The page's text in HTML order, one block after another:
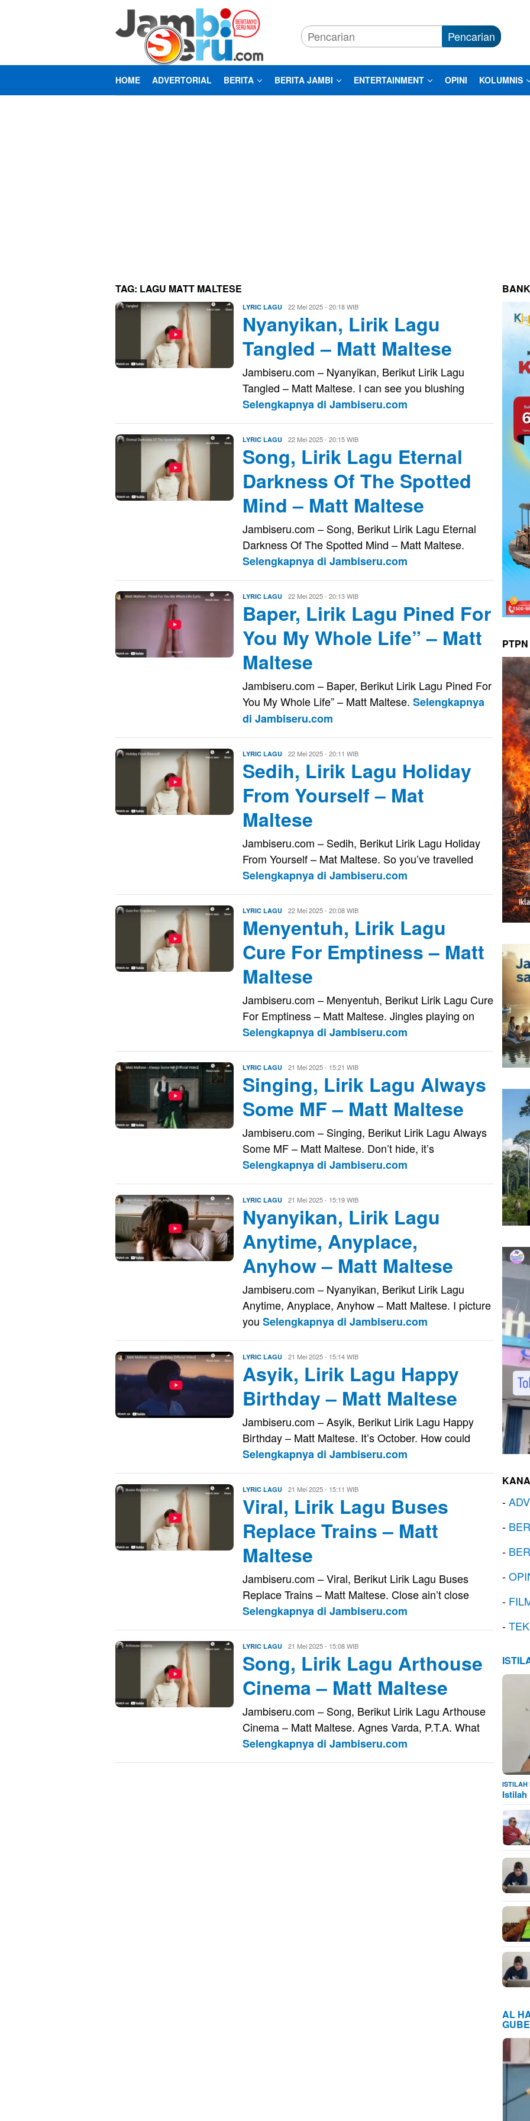
Pencarian
HOME ADVERTORIAL BERITA BERITA JAMBI ENTERTAINMENT OPINI KOLUMNIS
TAG: LAGU MATT MALTESE
LYRIC LAGU Evo
Kusnady
22 Mei 2025 - 20:18 WIB
Nyanyikan, Lirik Lagu
Tangled – Matt Maltese
Jambiseru.com – Nyanyikan, Berikut Lirik Lagu
Tangled – Matt Maltese. I can see you blushing
Selengkapnya di Jambiseru.com
LYRIC LAGU Evo
Kusnady
22 Mei 2025 - 20:15 WIB
Song, Lirik Lagu Eternal
Darkness Of The Spotted
Mind – Matt Maltese
Jambiseru.com – Song, Berikut Lirik Lagu Eternal
Darkness Of The Spotted Mind – Matt Maltese.
Selengkapnya di Jambiseru.com
LYRIC LAGU Evo
Kusnady
22 Mei 2025 - 20:13 WIB
Baper, Lirik Lagu Pined For
You My Whole Life” – Matt
Maltese
Jambiseru.com – Baper, Berikut Lirik Lagu Pined For
You My Whole Life” – Matt Maltese. Selengkapnya
di Jambiseru.com
LYRIC LAGU Evo
Kusnady
22 Mei 2025 - 20:11 WIB
Sedih, Lirik Lagu Holiday
From Yourself – Mat
Maltese
Jambiseru.com – Sedih, Berikut Lirik Lagu Holiday
From Yourself – Mat Maltese. So you’ve travelled
Selengkapnya di Jambiseru.com
LYRIC LAGU Evo
22 Mei 2025 - 20:08 WIB
Menyentuh, Lirik Lagu
Cure For Emptiness – Matt
Maltese
Jambiseru.com – Menyentuh, Berikut Lirik Lagu Cure
For Emptiness – Matt Maltese. Jingles playing on
Selengkapnya di Jambiseru.com
LYRIC LAGU Evo
Kusnady
21 Mei 2025 - 15:21 WIB
Singing, Lirik Lagu Always
Some MF – Matt Maltese
Jambiseru.com – Singing, Berikut Lirik Lagu Always
Some MF – Matt Maltese. Don’t hide, it’s
Selengkapnya di Jambiseru.com
LYRIC LAGU Evo
Kusnady
21 Mei 2025 - 15:19 WIB
Nyanyikan, Lirik Lagu
Anytime, Anyplace,
Anyhow – Matt Maltese
Jambiseru.com – Nyanyikan, Berikut Lirik Lagu
Anytime, Anyplace, Anyhow – Matt Maltese. I picture
you Selengkapnya di Jambiseru.com
LYRIC LAGU Evo
Kusnady
21 Mei 2025 - 15:14 WIB
Asyik, Lirik Lagu Happy
Birthday – Matt Maltese
Jambiseru.com – Asyik, Berikut Lirik Lagu Happy
Birthday – Matt Maltese. It’s October. How could
Selengkapnya di Jambiseru.com
LYRIC LAGU Evo
Kusnady
21 Mei 2025 - 15:11 WIB
Viral, Lirik Lagu Buses
Replace Trains – Matt
Maltese
Jambiseru.com – Viral, Berikut Lirik Lagu Buses
Replace Trains – Matt Maltese. Close ain’t close
Selengkapnya di Jambiseru.com
LYRIC LAGU Evo
Kusnady
21 Mei 2025 - 15:08 WIB
Song, Lirik Lagu Arthouse
Cinema – Matt Maltese
Jambiseru.com – Song, Berikut Lirik Lagu Arthouse
Cinema – Matt Maltese. Agnes Varda, P.T.A. What
Selengkapnya di Jambiseru.com
-
-
-
-
-
-
ISTILAH
Istilah
AL